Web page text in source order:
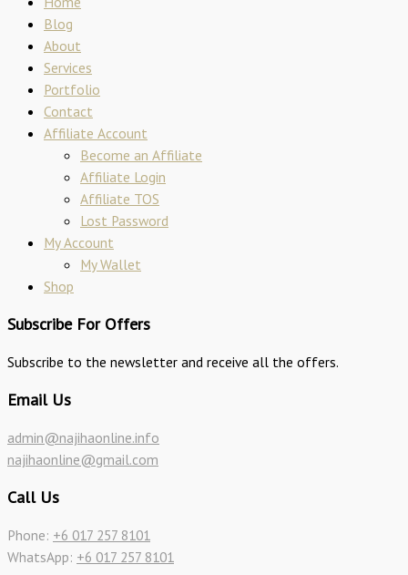
Blog
About
Services
Portfolio
Contact
Affiliate Account
Become an Affiliate
Affiliate Login
Affiliate TOS
Lost Password
My Account
My Wallet
Shop
Subscribe For Offers
Subscribe to the newsletter and receive all the offers.
Email Us
admin@najihaonline.info
najihaonline@gmail.com
Call Us
Phone: +6 017 257 8101
WhatsApp: +6 017 257 8101